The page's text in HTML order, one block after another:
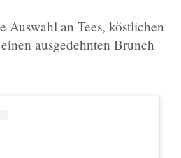
Auswahl an Tees, köstlichen
ausgedehnten Brunch